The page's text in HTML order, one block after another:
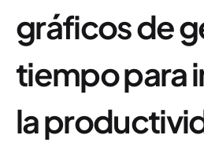
gráficos de
tiempo para
la